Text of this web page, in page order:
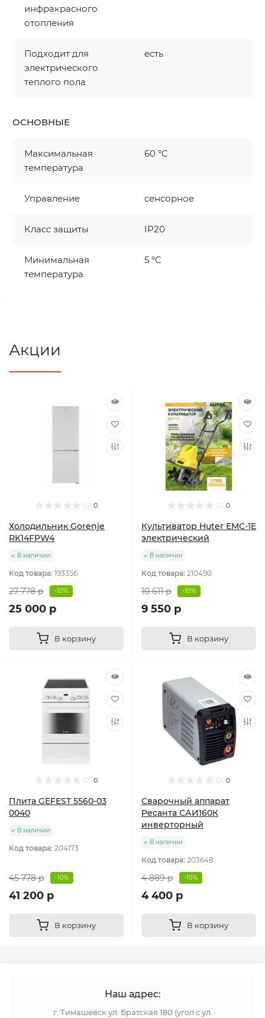
инфракрасного
отопления
Подходит для
электрического
теплого пола
есть
ОСНОВНЫЕ
Максимальная
температура
60 °C
Управление сенсорное
Класс защиты IP20
Минимальная
температура
5 °C
Акции
0
Холодильник Gorenje
RK14FPW4
В наличии
Код товара: 193356
27 778 р -10%
25 000 р
В корзину
0
Культиватор Huter ЕМС-1E
электрический
В наличии
Код товара: 210490
10 611 р -10%
9 550 р
В корзину
0
Плита GEFEST 5560-03
0040
В наличии
Код товара: 204173
45 778 р -10%
41 200 р
В корзину
0
Сварочный аппарат
Ресанта САИ160К
инверторный
В наличии
Код товара: 203648
4 889 р -10%
4 400 р
В корзину
Наш адрес:
г. Тимашевск ул. Братская 180 (угол с ул.